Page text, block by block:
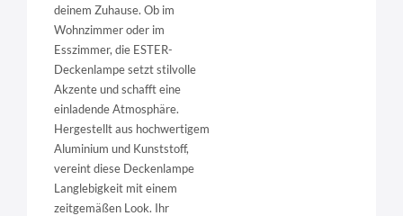
deinem Zuhause. Ob im
Wohnzimmer oder im
Esszimmer, die ESTER-
Deckenlampe setzt stilvolle
Akzente und schafft eine
einladende Atmosphäre.
Hergestellt aus hochwertigem
Aluminium und Kunststoff,
vereint diese Deckenlampe
Langlebigkeit mit einem
zeitgemäßen Look. Ihr